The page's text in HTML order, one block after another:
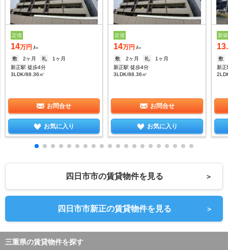
定借
14万円 /--
敷
2ヶ月 礼
1ヶ月
新正駅 徒歩4分
3LDK/88.36㎡
お問合せ
お気に入り
定借
14万円 /--
敷
2ヶ月 礼
1ヶ月
新正駅 徒歩4分
3LDK/88.36㎡
お問合せ
お気に入り
新築
敷
新正
四日市市の賃貸物件を見る ＞
四日市市新正の賃貸物件を見る ＞
三重県の賃貸物件を探す